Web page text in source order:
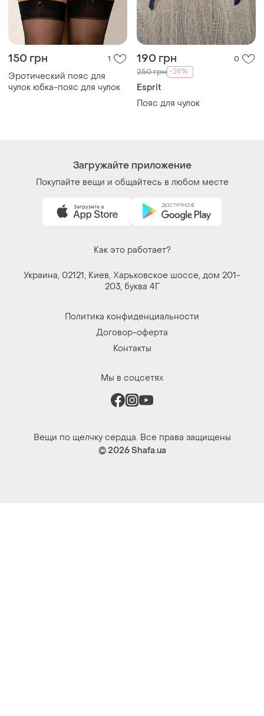
150 грн 1
Эротический пояс для
чулок юбка-пояс для чулок
190 грн 0
250 грн -24%
Esprit
Пояс для чулок
Загружайте приложение
Покупайте вещи и общайтесь в любом месте
Как это работает?
Украина, 02121, Киев, Харьковское шоссе, дом 201-
203, буква 4Г
Политика конфиденциальности
Договор-оферта
Контакты
Мы в соцсетях
Вещи по щелчку сердца. Все права защищены
© 2026Shafa.ua